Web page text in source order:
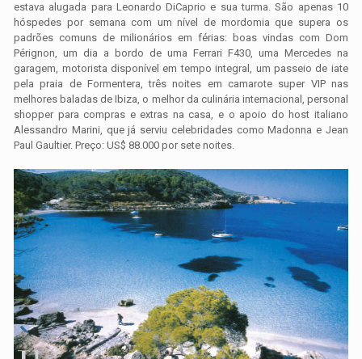
estava alugada para Leonardo DiCaprio e sua turma. São apenas 10
hóspedes por semana com um nível de mordomia que supera os
padrões comuns de milionários em férias: boas vindas com Dom
Pérignon, um dia a bordo de uma Ferrari F430, uma Mercedes na
garagem, motorista disponível em tempo integral, um passeio de iate
pela praia de Formentera, três noites em camarote super VIP nas
melhores baladas de Ibiza, o melhor da culinária internacional, personal
shopper para compras e extras na casa, e o apoio do host italiano
Alessandro Marini, que já serviu celebridades como Madonna e Jean
Paul Gaultier. Preço: US$ 88.000 por sete noites.